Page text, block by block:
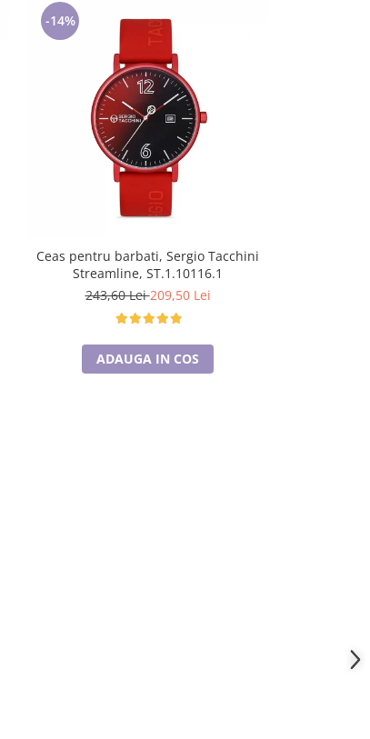
-14%
Ceas pentru barbati, Sergio Tacchini
Streamline, ST.1.10116.1
243,60 Lei209,50 Lei
ADAUGA IN COS